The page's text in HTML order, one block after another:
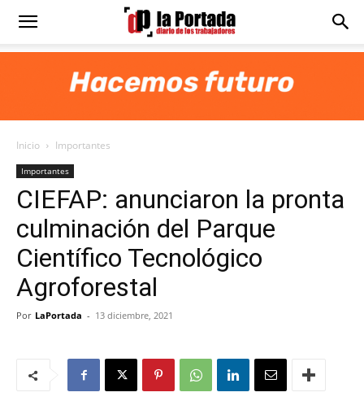
Diario
Portada
Inicio Importantes
Importantes
CIEFAP: anunciaron la pronta
culminación del Parque
Científico Tecnológico
Agroforestal
Por LaPortada - 13 diciembre, 2021